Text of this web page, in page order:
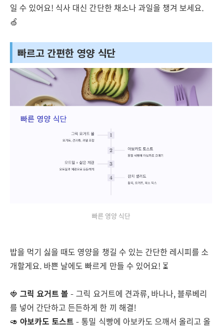
일 수 있어요! 식사 대신 간단한 채소나 과일을 챙겨 보세요.
🍏
빠르고 간편한 영양 식단
빠른 영양 식단
밥을 먹기 싫을 때도 영양을 챙길 수 있는 간단한 레시피를 소
개할게요. 바쁜 날에도 빠르게 만들 수 있어요! ⏳
🍓그릭 요거트 볼 – 그릭 요거트에 견과류, 바나나, 블루베리
를 넣어 간단하고 든든하게 한 끼 해결!
🥑 아보카도 토스트 – 통밀 식빵에 아보카도 으깨서 올리고 올